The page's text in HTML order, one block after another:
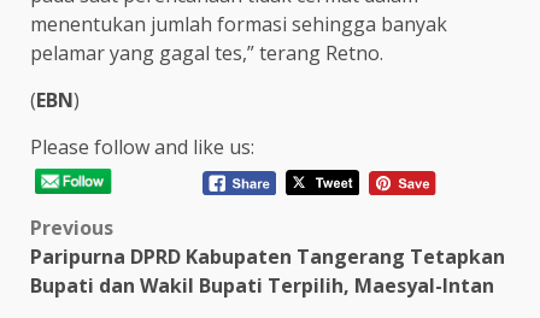
menentukan jumlah formasi sehingga banyak
pelamar yang gagal tes,” terang Retno.
(EBN)
Please follow and like us:
Post
navigation
Previous
Paripurna DPRD Kabupaten Tangerang Tetapkan
Bupati dan Wakil Bupati Terpilih, Maesyal-Intan